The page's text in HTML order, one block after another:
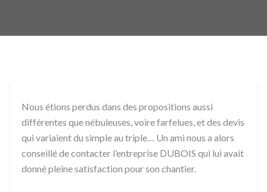
Nous étions perdus dans des propositions aussi
différentes que nébuleuses, voire farfelues, et des devis
qui variaient du simple au triple… Un ami nous a alors
conseillé de contacter l’entreprise DUBOIS qui lui avait
donné pleine satisfaction pour son chantier.